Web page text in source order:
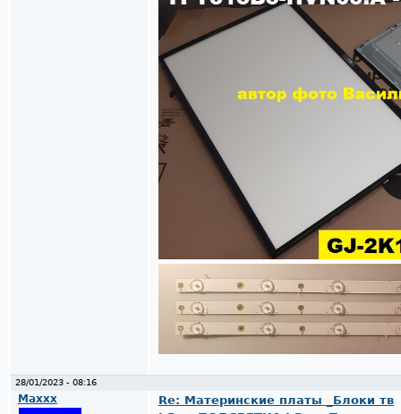
28/01/2023 - 08:16
Maxxx
Re: Материнские платы _Блоки тв